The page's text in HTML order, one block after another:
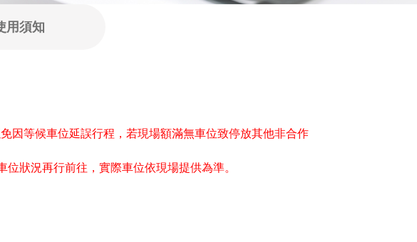
用須知
因等候車位延誤行程，若現場額滿無車位致停放其他非合作
狀況再行前往，實際車位依現場提供為準。